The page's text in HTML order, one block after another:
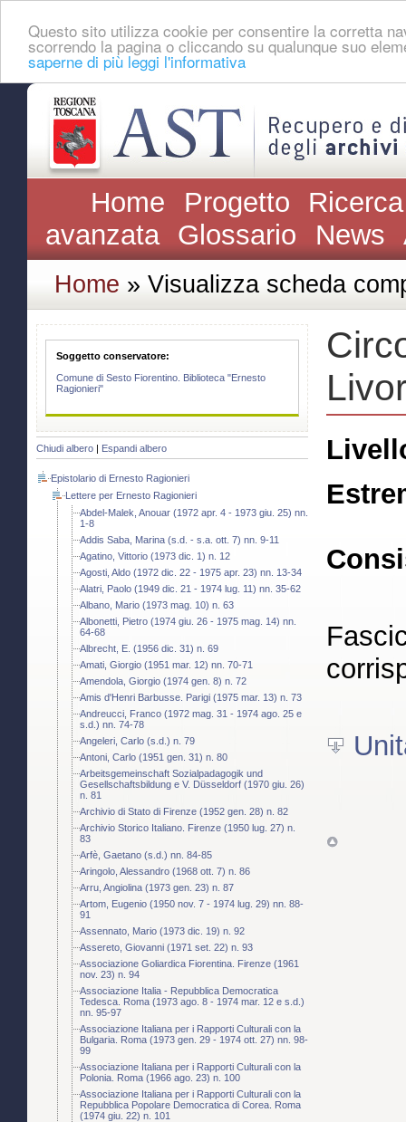
Questo sito utilizza cookie per consentire la corretta
scorrendo la pagina o cliccando su qualunque suo
saperne di più leggi l'informativa
Home Progetto
avanzata Glossario News
Home » Visualizza scheda
Soggetto conservatore:
Comune di Sesto Fiorentino. Biblioteca "Ernesto
Ragionieri"
Chiudi albero | Espandi albero
Epistolario di Ernesto Ragionieri
Lettere per Ernesto Ragionieri
Abdel-Malek, Anouar (1972 apr. 4 - 1973 giu. 25) nn.
1-8
Addis Saba, Marina (s.d. - s.a. ott. 7) nn. 9-11
Agatino, Vittorio (1973 dic. 1) n. 12
Agosti, Aldo (1972 dic. 22 - 1975 apr. 23) nn. 13-34
Alatri, Paolo (1949 dic. 21 - 1974 lug. 11) nn. 35-62
Albano, Mario (1973 mag. 10) n. 63
Albonetti, Pietro (1974 giu. 26 - 1975 mag. 14) nn.
64-68
Albrecht, E. (1956 dic. 31) n. 69
Amati, Giorgio (1951 mar. 12) nn. 70-71
Amendola, Giorgio (1974 gen. 8) n. 72
Amis d'Henri Barbusse. Parigi (1975 mar. 13) n. 73
Andreucci, Franco (1972 mag. 31 - 1974 ago. 25 e
s.d.) nn. 74-78
Angeleri, Carlo (s.d.) n. 79
Antoni, Carlo (1951 gen. 31) n. 80
Arbeitsgemeinschaft Sozialpadagogik und
Gesellschaftsbildung e V. Düsseldorf (1970 giu. 26)
n. 81
Archivio di Stato di Firenze (1952 gen. 28) n. 82
Archivio Storico Italiano. Firenze (1950 lug. 27) n.
83
Arfè, Gaetano (s.d.) nn. 84-85
Aringolo, Alessandro (1968 ott. 7) n. 86
Arru, Angiolina (1973 gen. 23) n. 87
Artom, Eugenio (1950 nov. 7 - 1974 lug. 29) nn. 88-
91
Assennato, Mario (1973 dic. 19) n. 92
Assereto, Giovanni (1971 set. 22) n. 93
Associazione Goliardica Fiorentina. Firenze (1961
nov. 23) n. 94
Associazione Italia - Repubblica Democratica
Tedesca. Roma (1973 ago. 8 - 1974 mar. 12 e s.d.)
nn. 95-97
Associazione Italiana per i Rapporti Culturali con la
Bulgaria. Roma (1973 gen. 29 - 1974 ott. 27) nn. 98-
99
Associazione Italiana per i Rapporti Culturali con la
Polonia. Roma (1966 ago. 23) n. 100
Associazione Italiana per i Rapporti Culturali con la
Repubblica Popolare Democratica di Corea. Roma
(1974 giu. 22) n. 101